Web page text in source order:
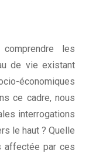
les
de vie existant
économiques
ce cadre, nous
interrogations
le haut ? Quelle
affectée par ces